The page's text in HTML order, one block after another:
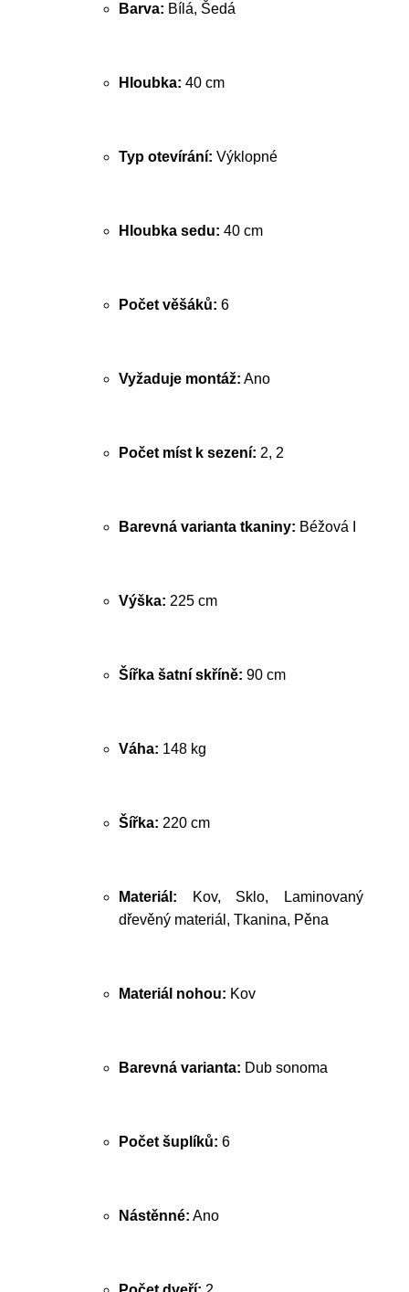
Barva: Bílá, Šedá
Hloubka: 40 cm
Typ otevírání: Výklopné
Hloubka sedu: 40 cm
Počet věšáků: 6
Vyžaduje montáž: Ano
Počet míst k sezení: 2, 2
Barevná varianta tkaniny: Béžová I
Výška: 225 cm
Šířka šatní skříně: 90 cm
Váha: 148 kg
Šířka: 220 cm
Materiál: Kov, Sklo, Laminovaný
dřevěný materiál, Tkanina, Pěna
Materiál nohou: Kov
Barevná varianta: Dub sonoma
Počet šuplíků: 6
Nástěnné: Ano